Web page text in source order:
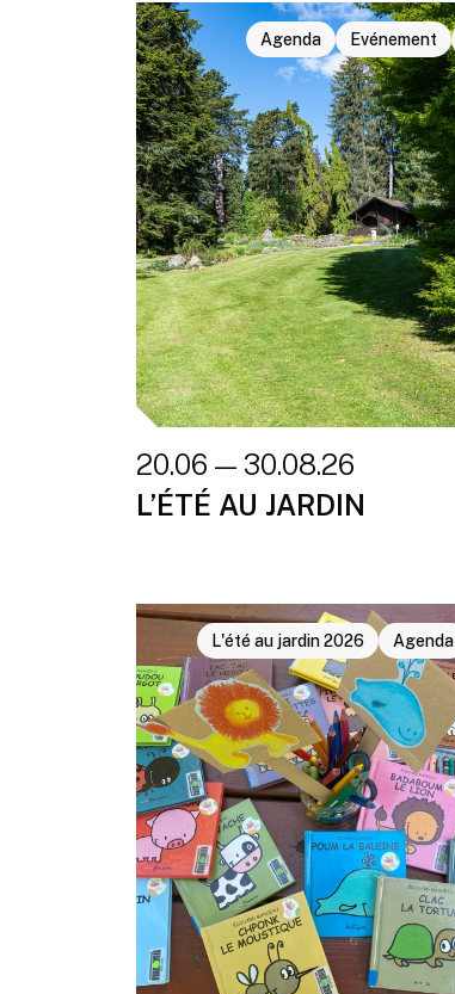
Agenda Evénement
20.06 — 30.08.26
L’ÉTÉ AU JARDIN
L'été au jardin 2026 Agenda